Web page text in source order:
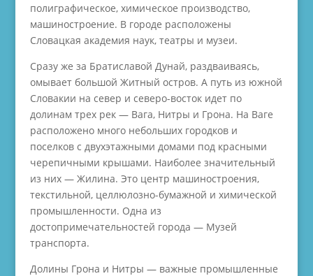
полиграфическое, химическое производство,
машиностроение. В городе расположены
Словацкая академия наук, театры и музеи.
Сразу же за Братиславой Дунай, раздваиваясь,
омывает большой Житный остров. А путь из южной
Словакии на север и северо-восток идет по
долинам трех рек — Вага, Нитры и Грона. На Ваге
расположено много небольших городков и
поселков с двухэтажными домами под красными
черепичными крышами. Наиболее значительный
из них — Жилина. Это центр машиностроения,
текстильной, целлюлозно-бумажной и химической
промышленности. Одна из
достопримечательностей города — Музей
транспорта.
Долины Грона и Нитры — важные промышленные